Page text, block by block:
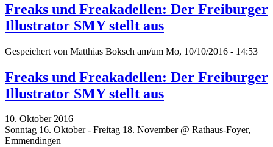
Freaks und Freakadellen: Der Freiburger
Illustrator SMY stellt aus
Gespeichert von Matthias Boksch am/um Mo, 10/10/2016 - 14:53
Freaks und Freakadellen: Der Freiburger
Illustrator SMY stellt aus
10. Oktober 2016
Sonntag 16. Oktober - Freitag 18. November @ Rathaus-Foyer,
Emmendingen